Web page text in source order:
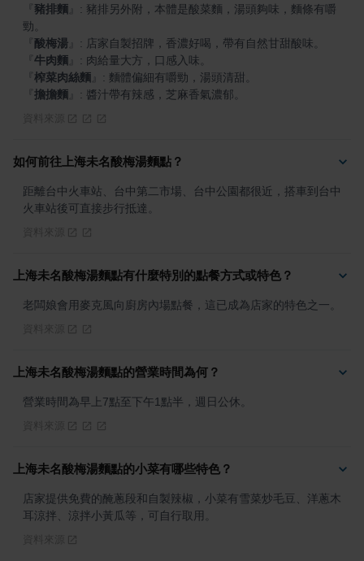
豬排麵
: 豬排另外附，本體是酸菜麵，湯頭夠味，麵條有嚼
酸梅湯
牛肉麵
榨菜肉絲麵
擔擔麵 : 醬汁帶有辣感，芝麻香氣濃郁。
如何前往上海未名酸梅湯麵點？
距離台中火車站、台中第二市場、台中公園都很近，搭車到台中
火車站後可直接步行抵達。
上海未名酸梅湯麵點有什麼特別的點餐方式或特色？
老闆娘會用麥克風向廚房內場點餐，這已成為店家的特色之一。
上海未名酸梅湯麵點的營業時間為何？
營業時間為早上7點至下午1點半，週日公休。
上海未名酸梅湯麵點的小菜有哪些特色？
店家提供免費的醃蔥段和自製辣椒，小菜有雪菜炒毛豆、洋蔥木
耳涼拌、涼拌小黃瓜等，可自行取用。